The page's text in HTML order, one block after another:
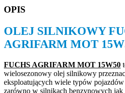
OPIS
OLEJ SILNIKOWY
AGRIFARM MOT
FUCHS AGRIFARM MOT 15W50
wielosezonowy olej silnikowy
eksploatujących wiele typów
zarówno w silnikach benzynowych